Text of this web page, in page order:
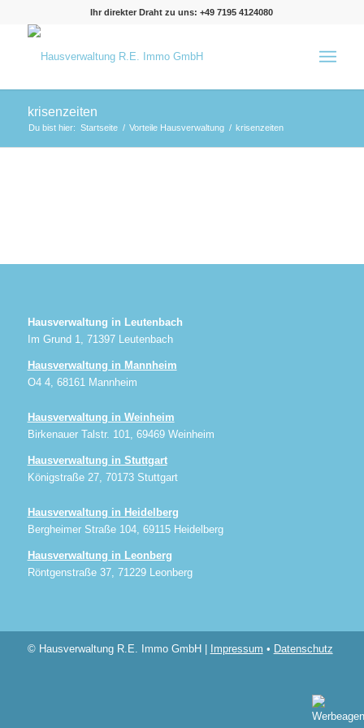
Ihr direkter Draht zu uns: +49 7195 4124080
krisenzeiten
Du bist hier: Startseite / Vorteile Hausverwaltung / krisenzeiten
Hausverwaltung in Leutenbach
Im Grund 1, 71397 Leutenbach
Hausverwaltung in Mannheim
O4 4, 68161 Mannheim
Hausverwaltung in Weinheim
Birkenauer Talstr. 101, 69469 Weinheim
Hausverwaltung in Stuttgart
Königstraße 27, 70173 Stuttgart
Hausverwaltung in Heidelberg
Bergheimer Straße 104, 69115 Heidelberg
Hausverwaltung in Leonberg
Röntgenstraße 37, 71229 Leonberg
© Hausverwaltung R.E. Immo GmbH | Impressum • Datenschutz